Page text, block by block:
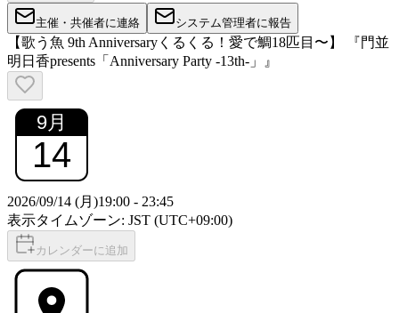
主催・共催者に連絡 システム管理者に報告
【歌う魚 9th Anniversaryくるくる！愛で鯛18匹目〜】 『門並
明日香presents「Anniversary Party -13th-」』
9月
14
2026/09/14 (月)19:00 - 23:45
表示タイムゾーン: JST (UTC+09:00)
カレンダーに追加